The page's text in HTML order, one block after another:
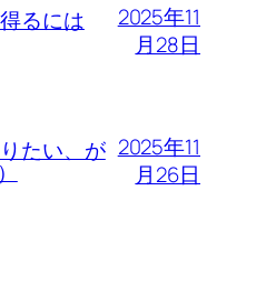
るには
2025年11
月28日
たい、が 2025年11
月26日